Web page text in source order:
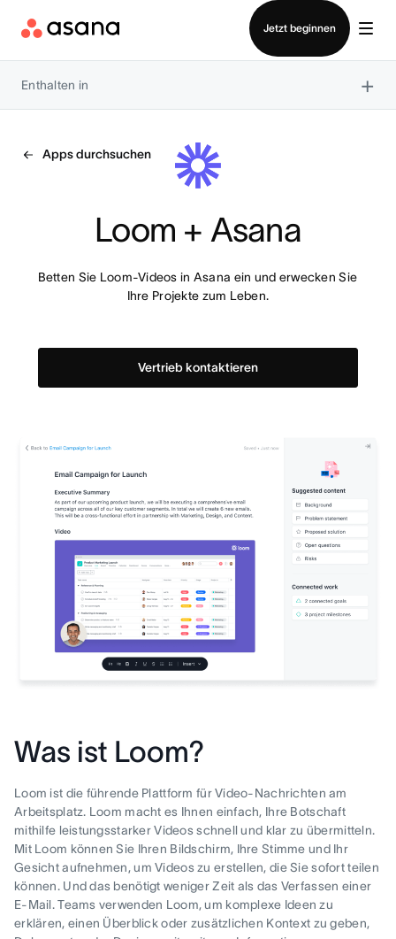
Jetzt beginnen
Vertrieb kontaktieren
Enthalten in ×
Apps durchsuchen
Loom + Asana
Betten Sie Loom-Videos in Asana ein und erwecken Sie
Ihre Projekte zum Leben.
Vertrieb kontaktieren
Was ist Loom?
Loom ist die führende Plattform für Video-Nachrichten am
Arbeitsplatz. Loom macht es Ihnen einfach, Ihre Botschaft
mithilfe leistungsstarker Videos schnell und klar zu übermitteln.
Mit Loom können Sie Ihren Bildschirm, Ihre Stimme und Ihr
Gesicht aufnehmen, um Videos zu erstellen, die Sie sofort teilen
können. Und das benötigt weniger Zeit als das Verfassen einer
E-Mail. Teams verwenden Loom, um komplexe Ideen zu
erklären, einen Überblick oder zusätzlichen Kontext zu geben,